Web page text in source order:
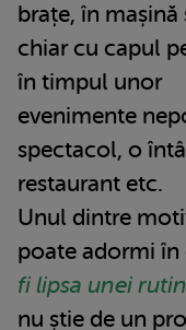
brațe, în mașină
chiar cu capul
în timpul unor
evenimente
spectacol, o
restaurant etc.
Unul dintre
poate adormi
fi lipsa unei
nu știe de un